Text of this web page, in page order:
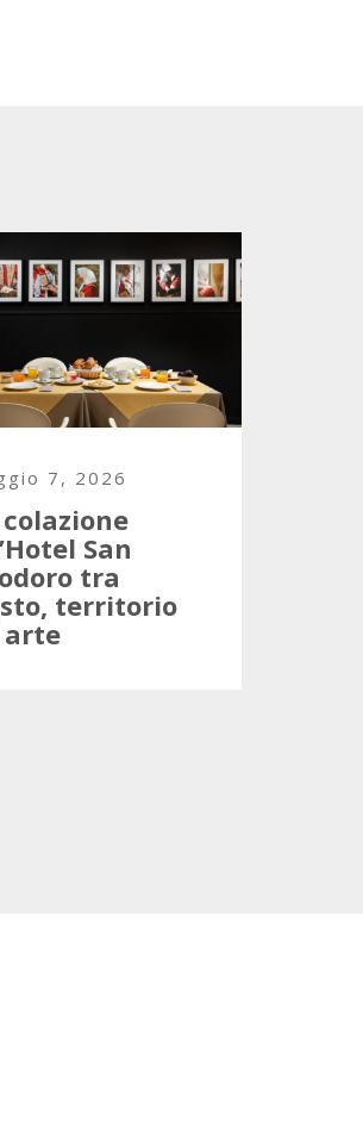
7, 2026
colazione
San
tra
territorio
arte